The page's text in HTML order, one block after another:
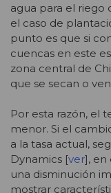
agua para el riego
el caso de
punto es que si
cuencas en este
zona central de
que se secan o
Por esta razón, el
menor. Si el
a la tasa actual,
Dynamics [ver], en
una disminución
mostrar